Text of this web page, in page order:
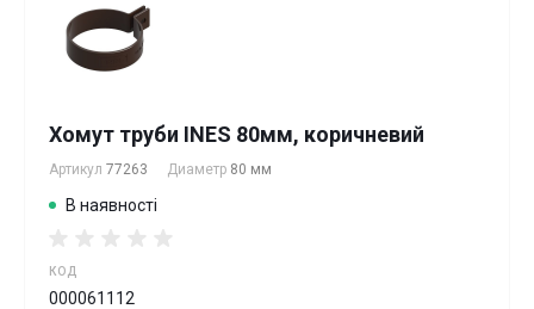
Хомут труби INES 80мм, коричневий
Артикул 77263 Диаметр 80 мм
В наявності
КОД
000061112